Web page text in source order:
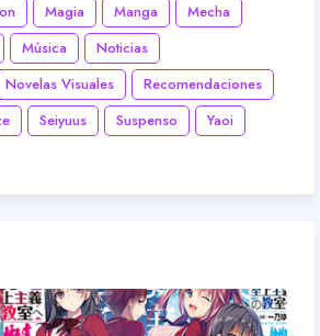
Magia Manga
Mecha
Música
Noticias
Novelas Visuales
Recomendaciones
Seiyuus Suspenso
Yaoi